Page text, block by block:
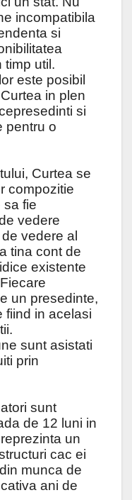
incompatibila
si
timp util.
este posibil
in plen
si
pentru o
Curtea se
compozitie
sa fie
vedere
vedere al
tina cont de
existente
un presedinte,
fiind in acelasi
sunt asistati
prin
sunt
de 12 luni in
un
cac ei
munca de
ani de